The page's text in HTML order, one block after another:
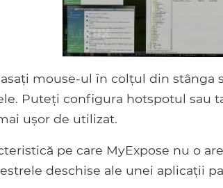
mouse-ul în colțul din stânga
Puteți configura hotspotul sau
ușor de utilizat.
pe care MyExpose nu o
deschise ale unei aplicații